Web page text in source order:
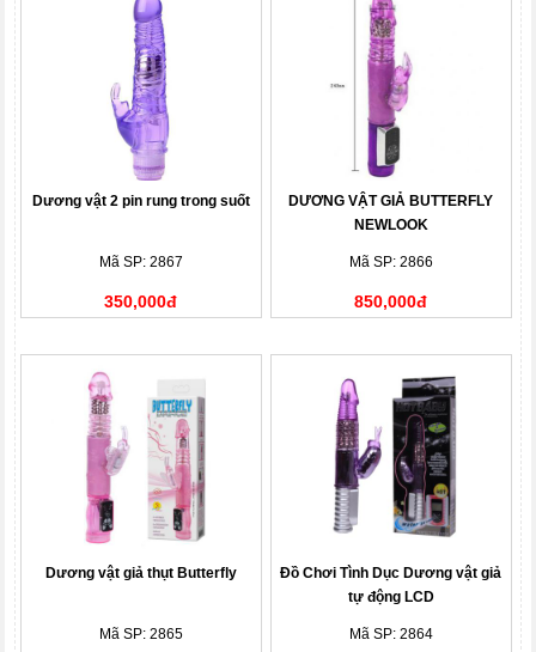
Dương vật 2 pin rung trong suốt
Mã SP: 2867
350,000đ
DƯƠNG VẬT GIẢ BUTTERFLY
NEWLOOK
Mã SP: 2866
850,000đ
Dương vật giả thụt Butterfly
Mã SP: 2865
Đồ Chơi Tình Dục Dương vật giả
tự động LCD
Mã SP: 2864